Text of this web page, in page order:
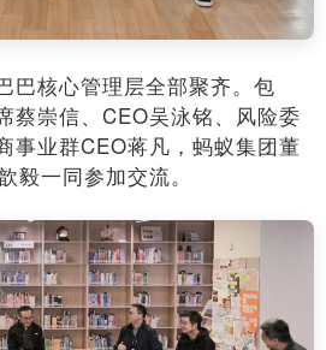
巴核心管理层全部聚齐。包
蔡崇信、CEO吴泳铭、风险委
事业群CEO蒋凡，蚂蚁集团董
毅一同参加交流。